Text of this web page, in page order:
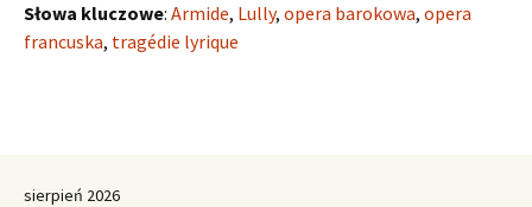
Słowa kluczowe: Armide, Lully, opera barokowa, opera
francuska, tragédie lyrique
sierpień 2026